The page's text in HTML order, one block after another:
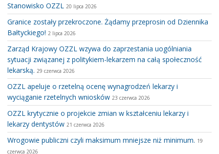
Stanowisko OZZL 20 lipca 2026
Granice zostały przekroczone. Żądamy przeprosin od Dziennika
Bałtyckiego! 2 lipca 2026
Zarząd Krajowy OZZL wzywa do zaprzestania uogólniania
sytuacji związanej z politykiem-lekarzem na całą społeczność
lekarską. 29 czerwca 2026
OZZL apeluje o rzetelną ocenę wynagrodzeń lekarzy i
wyciąganie rzetelnych wniosków 23 czerwca 2026
OZZL krytycznie o projekcie zmian w kształceniu lekarzy i
lekarzy dentystów 21 czerwca 2026
Wrogowie publiczni czyli maksimum mniejsze niż minimum. 19
czerwca 2026